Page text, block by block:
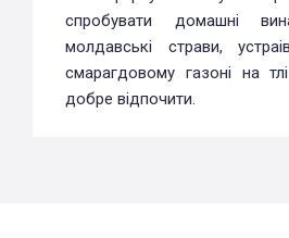
спробувати домашні
молдавські страви,
смарагдовому газоні на
добре відпочити.